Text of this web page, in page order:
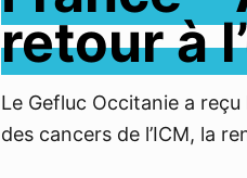
retour à
Le Gefluc Occitanie a
des cancers de l’ICM, la